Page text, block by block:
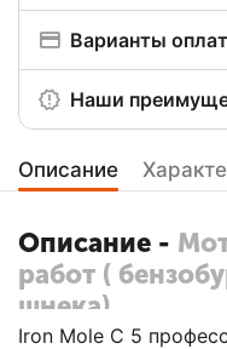
Варианты
Наши
Описание
Описание -
работ (
шнека)
Iron Mole C 5